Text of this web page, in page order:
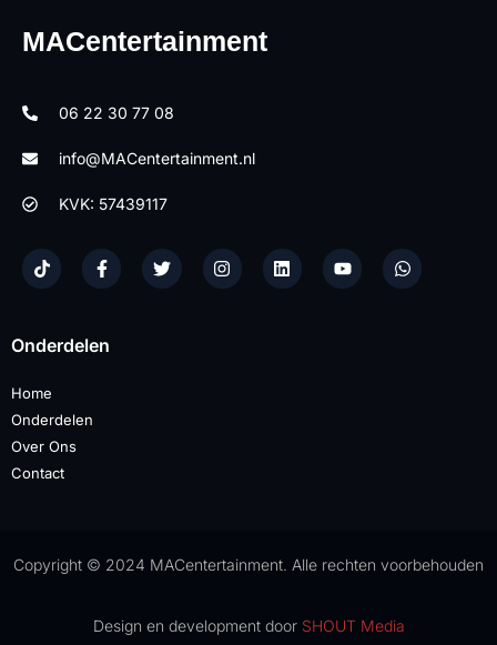
MACentertainment
06 22 30 77 08
info@MACentertainment.nl
KVK: 57439117
Onderdelen
Home
Onderdelen
Over Ons
Contact
Copyright © 2024 MACentertainment. Alle rechten voorbehouden
Design en development door SHOUT Media